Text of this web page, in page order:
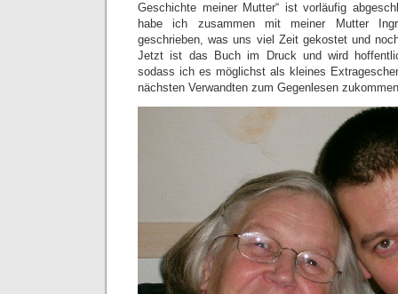
Geschichte meiner Mutter“ ist vorläufig
habe ich zusammen mit meiner Mutter
geschrieben, was uns viel Zeit gekostet und
Jetzt ist das Buch im Druck und wird
sodass ich es möglichst als kleines
nächsten Verwandten zum Gegenlesen